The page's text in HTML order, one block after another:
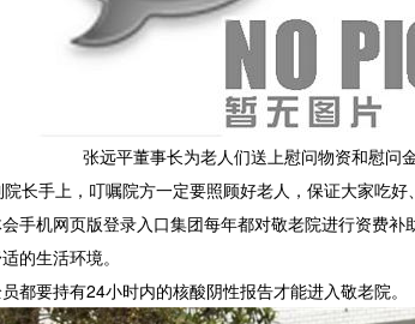
张远平董事长为老人们送上慰问物资和慰问
长手上，叮嘱院方一定要照顾好老人，保证大家吃
手机网页版登录入口集团每年都对敬老院进行资费
的生活环境。
都要持有24小时内的核酸阴性报告才能进入敬老院。